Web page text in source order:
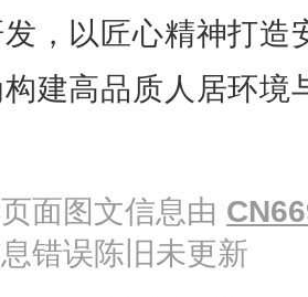
，以匠心精神打造
建高品质人居环境
面图文信息由
错误陈旧未更新